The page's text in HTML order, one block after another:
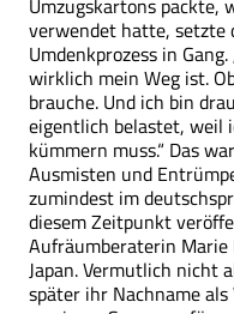
Umzugskartons packte,
verwendet hatte, setzte
Umdenkprozess in
wirklich mein Weg ist.
brauche. Und ich bin
eigentlich belastet, weil
kümmern muss.“ Das
Ausmisten und
zumindest im
diesem Zeitpunkt
Aufräumberaterin Marie
Japan. Vermutlich nicht
später ihr Nachname als